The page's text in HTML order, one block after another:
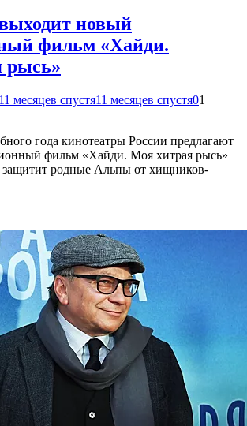
новый
фильм «Хайди.
рысь»
11 месяцев спустя11 месяцев спустя01
года кинотеатры России предлагают
фильм «Хайди. Моя хитрая рысь»
защитит родные Альпы от хищников-